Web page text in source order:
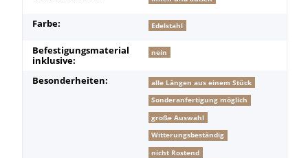
Farbe: Edelstahl
Befestigungsmaterial
inklusive:
nein
Besonderheiten:
alle Längen aus einem Stück
Sonderanfertigung möglich
große Auswahl
Witterungsbeständig
nicht Rostend